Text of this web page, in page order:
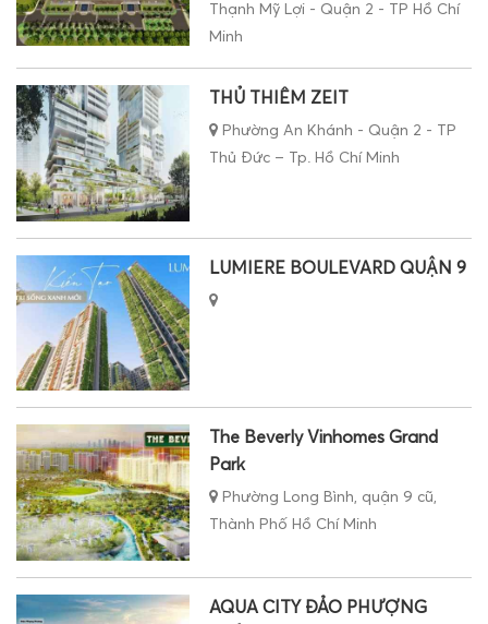
Thạnh Mỹ Lợi - Quận 2 - TP Hồ Chí
Minh
THỦ THIÊM ZEIT
Phường An Khánh - Quận 2 - TP
Thủ Đức – Tp. Hồ Chí Minh
LUMIERE BOULEVARD QUẬN 9
The Beverly Vinhomes Grand
Park
Phường Long Bình, quận 9 cũ,
Thành Phố Hồ Chí Minh
AQUA CITY ĐẢO PHƯỢNG